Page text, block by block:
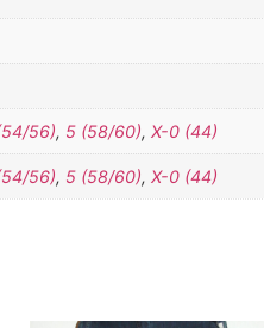
56), 5 (58/60), X-0 (44)
56), 5 (58/60), X-0 (44)